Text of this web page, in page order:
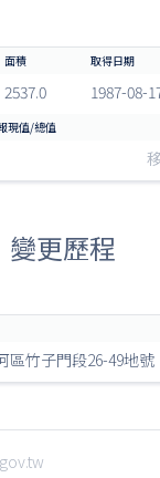
2537.0 1987-08-
變更歷程
區竹子門段26-49地號